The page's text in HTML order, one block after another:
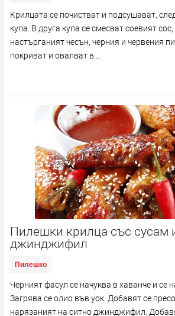
Крилцата се почистват и подсушават,
купа. В друга купа се смесват соевият
настърганият чесън, черния и червения
покриват и овалват в...
Пилешки крилца със сусам
джинджифил
Пилешко
Черният фасул се начуква в хаванче и се
Загрява се олио във уок. Добавят се
нарязаният на ситно джинджифил.